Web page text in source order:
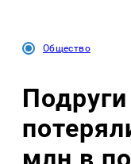
Общество